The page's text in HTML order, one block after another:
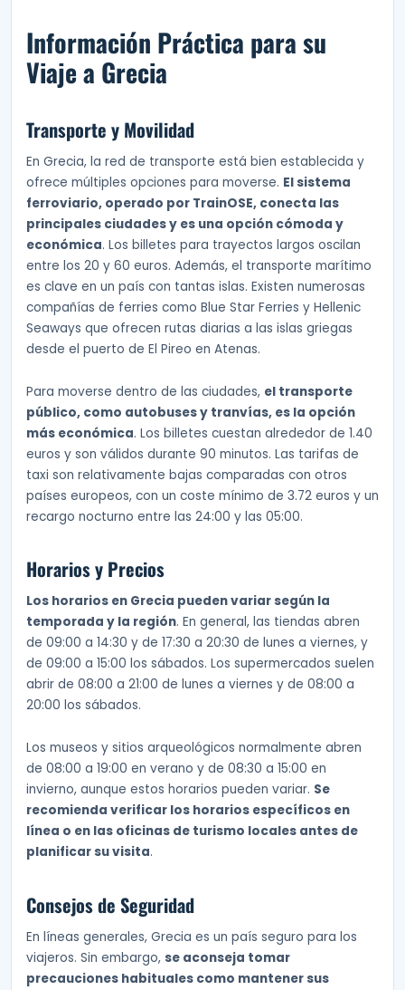
Información Práctica para su
Viaje a Grecia
Transporte y Movilidad
En Grecia, la red de transporte está bien establecida y
ofrece múltiples opciones para moverse. El sistema
ferroviario, operado por TrainOSE, conecta las
principales ciudades y es una opción cómoda y
económica. Los billetes para trayectos largos oscilan
entre los 20 y 60 euros. Además, el transporte marítimo
es clave en un país con tantas islas. Existen numerosas
compañías de ferries como Blue Star Ferries y Hellenic
Seaways que ofrecen rutas diarias a las islas griegas
desde el puerto de El Pireo en Atenas.
Para moverse dentro de las ciudades, el transporte
público, como autobuses y tranvías, es la opción
más económica. Los billetes cuestan alrededor de 1.40
euros y son válidos durante 90 minutos. Las tarifas de
taxi son relativamente bajas comparadas con otros
países europeos, con un coste mínimo de 3.72 euros y un
recargo nocturno entre las 24:00 y las 05:00.
Horarios y Precios
Los horarios en Grecia pueden variar según la
temporada y la región. En general, las tiendas abren
de 09:00 a 14:30 y de 17:30 a 20:30 de lunes a viernes, y
de 09:00 a 15:00 los sábados. Los supermercados suelen
abrir de 08:00 a 21:00 de lunes a viernes y de 08:00 a
20:00 los sábados.
Los museos y sitios arqueológicos normalmente abren
de 08:00 a 19:00 en verano y de 08:30 a 15:00 en
invierno, aunque estos horarios pueden variar. Se
recomienda verificar los horarios específicos en
línea o en las oficinas de turismo locales antes de
planificar su visita.
Consejos de Seguridad
En líneas generales, Grecia es un país seguro para los
viajeros. Sin embargo, se aconseja tomar
precauciones habituales como mantener sus